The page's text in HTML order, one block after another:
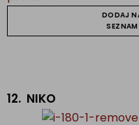
DODAJ
SEZNAM
12. NIKO